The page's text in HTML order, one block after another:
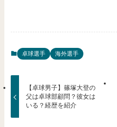
卓球選手 海外選手
【卓球男子】篠塚大登の
父は卓球部顧問？彼女は
いる？経歴を紹介